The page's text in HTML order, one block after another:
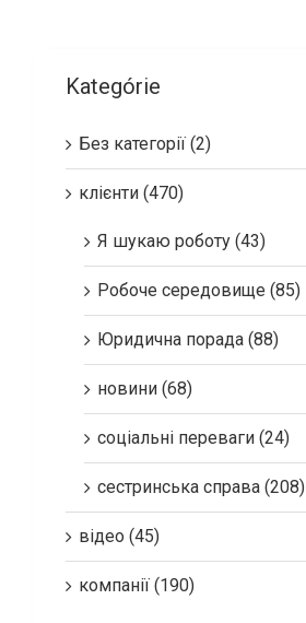
Kategórie
Без категорії (2)
клієнти (470)
Я шукаю роботу (43)
Робоче середовище (85)
Юридична порада (88)
новини (68)
соціальні переваги (24)
сестринська справа (208)
відео (45)
компанії (190)